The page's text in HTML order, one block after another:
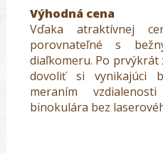
Výhodná cena
Vďaka atraktívnej
porovnateľné s
diaľkomeru. Po
dovoliť si vynikajúci
meraním
binokulára bez